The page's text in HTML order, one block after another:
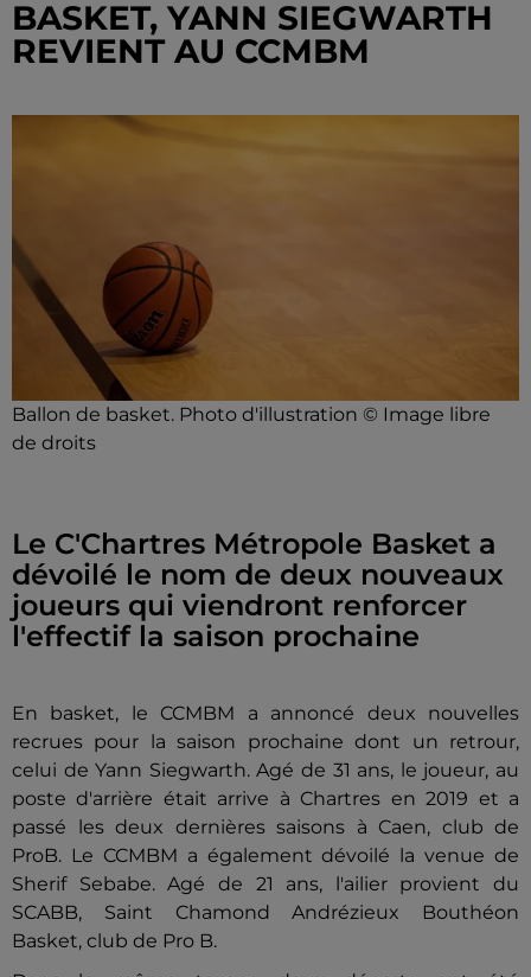
BASKET, YANN SIEGWARTH
REVIENT AU CCMBM
Ballon de basket. Photo d'illustration © Image libre
de droits
Le C'Chartres Métropole Basket a
dévoilé le nom de deux nouveaux
joueurs qui viendront renforcer
l'effectif la saison prochaine
En basket, le CCMBM a annoncé deux nouvelles
recrues pour la saison prochaine dont un retrour,
celui de Yann Siegwarth. Agé de 31 ans, le joueur, au
poste d'arrière était arrive à Chartres en 2019 et a
passé les deux dernières saisons à Caen, club de
ProB. Le CCMBM a également dévoilé la venue de
Sherif Sebabe. Agé de 21 ans, l'ailier provient du
SCABB, Saint Chamond Andrézieux Bouthéon
Basket, club de Pro B.